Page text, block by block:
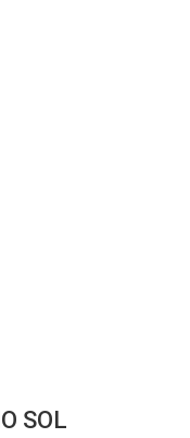
SOL